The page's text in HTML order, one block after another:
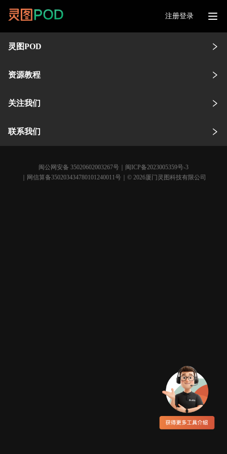
注册登录
灵图POD
资源教程
关注我们
联系我们
闽公网安备 35020602003267号
闽ICP备2023005359号-3
｜网信算备350203434780101240011号｜© 2026厦门灵图科技有限公司